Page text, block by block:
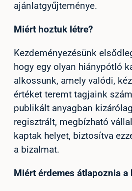
ajánlatgyűjteménye.
Miért hoztuk létre?
Kezdeményezésünk
hogy egy olyan hiánypótló
alkossunk, amely valódi,
értéket teremt tagjaink
publikált anyagban
regisztrált, megbízható
kaptak helyet, biztosítva
a bizalmat.
Miért érdemes átlapoznia a